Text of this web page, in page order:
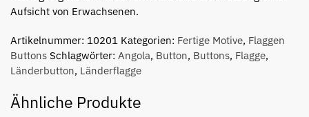
Aufsicht von Erwachsenen.
Artikelnummer: 10201 Kategorien: Fertige Motive, Flaggen
Buttons Schlagwörter: Angola, Button, Buttons, Flagge,
Länderbutton, Länderflagge
Ähnliche Produkte